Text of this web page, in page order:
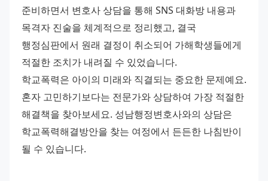
준비하면서 변호사 상담을 통해 SNS 대화방 내용과
목격자 진술을 체계적으로 정리했고, 결국
행정심판에서 원래 결정이 취소되어 가해학생들에게
적절한 조치가 내려질 수 있었습니다.
학교폭력은 아이의 미래와 직결되는 중요한 문제예요.
혼자 고민하기보다는 전문가와 상담하여 가장 적절한
해결책을 찾아보세요. 성남행정변호사와의 상담은
학교폭력해결방안을 찾는 여정에서 든든한 나침반이
될 수 있습니다.